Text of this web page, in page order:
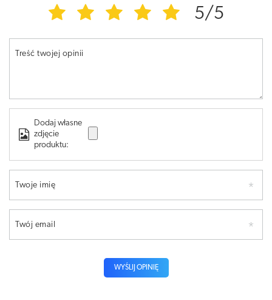
5/5
Treść twojej opinii
Dodaj własne
zdjęcie
produktu:
Twoje imię
Twój email
WYŚLIJ OPINIĘ